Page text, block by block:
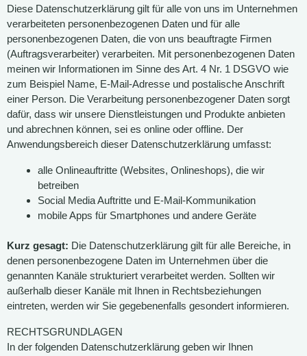
Diese Datenschutzerklärung gilt für alle von uns im Unternehmen
verarbeiteten personenbezogenen Daten und für alle
personenbezogenen Daten, die von uns beauftragte Firmen
(Auftragsverarbeiter) verarbeiten. Mit personenbezogenen Daten
meinen wir Informationen im Sinne des Art. 4 Nr. 1 DSGVO wie
zum Beispiel Name, E-Mail-Adresse und postalische Anschrift
einer Person. Die Verarbeitung personenbezogener Daten sorgt
dafür, dass wir unsere Dienstleistungen und Produkte anbieten
und abrechnen können, sei es online oder offline. Der
Anwendungsbereich dieser Datenschutzerklärung umfasst:
alle Onlineauftritte (Websites, Onlineshops), die wir
betreiben
Social Media Auftritte und E-Mail-Kommunikation
mobile Apps für Smartphones und andere Geräte
Kurz gesagt: Die Datenschutzerklärung gilt für alle Bereiche, in
denen personenbezogene Daten im Unternehmen über die
genannten Kanäle strukturiert verarbeitet werden. Sollten wir
außerhalb dieser Kanäle mit Ihnen in Rechtsbeziehungen
eintreten, werden wir Sie gegebenenfalls gesondert informieren.
RECHTSGRUNDLAGEN
In der folgenden Datenschutzerklärung geben wir Ihnen